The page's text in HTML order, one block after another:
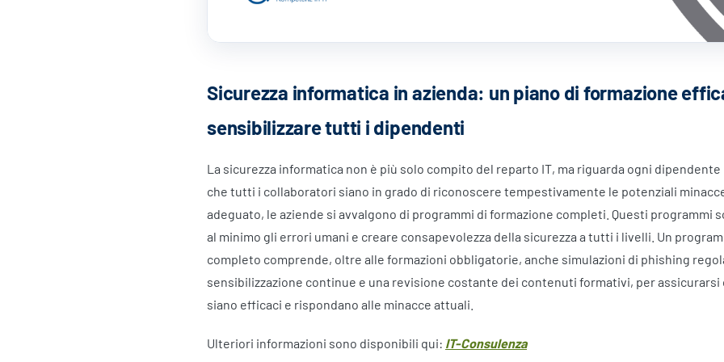
Sicurezza informatica in azienda: un piano di formazione
sensibilizzare tutti i dipendenti
La sicurezza informatica non è più solo compito del reparto IT, ma riguarda ogni dipendente
che tutti i collaboratori siano in grado di riconoscere tempestivamente le potenziali
adeguato, le aziende si avvalgono di programmi di formazione completi. Questi programmi
al minimo gli errori umani e creare consapevolezza della sicurezza a tutti i livelli. Un
completo comprende, oltre alle formazioni obbligatorie, anche simulazioni di phishing
sensibilizzazione continue e una revisione costante dei contenuti formativi, per
siano efficaci e rispondano alle minacce attuali.
Ulteriori informazioni sono disponibili qui: IT-Consulenza